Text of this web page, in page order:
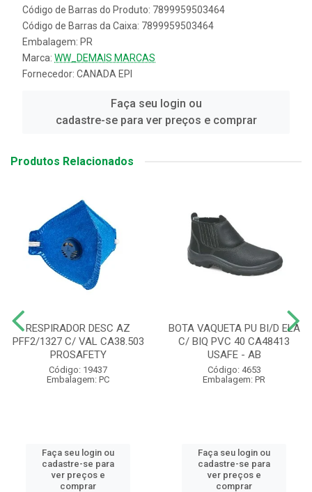
Código de Barras do Produto: 7899959503464
Código de Barras da Caixa: 7899959503464
Embalagem: PR
Marca: WW_DEMAIS MARCAS
Fornecedor: CANADA EPI
Faça seu login ou
cadastre-se para ver preços e comprar
Produtos Relacionados
RESPIRADOR DESC AZ
PFF2/1327 C/ VAL CA38.503
PROSAFETY
Código: 19437
Embalagem: PC
Faça seu login ou
cadastre-se para
ver preços e
comprar
BOTA VAQUETA PU BI/D ELA
C/ BIQ PVC 40 CA48413
USAFE - AB
Código: 4653
Embalagem: PR
Faça seu login ou
cadastre-se para
ver preços e
comprar